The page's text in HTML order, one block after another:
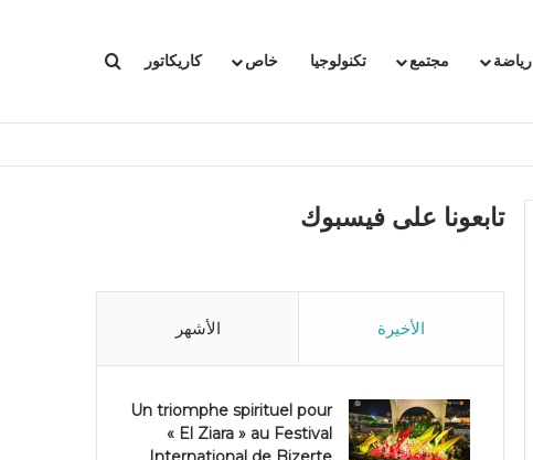
رياضة مجتمع تكنولوجيا خاص كاريكاتور بحث عن
تابعونا على فيسبوك
الأخيرة الأشهر
Un triomphe spirituel pour
« El Ziara » au Festival